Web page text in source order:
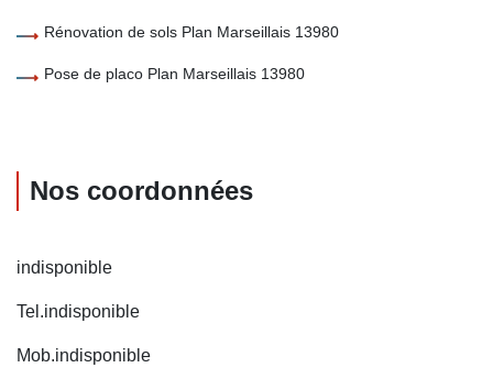
Rénovation de sols Plan Marseillais 13980
Pose de placo Plan Marseillais 13980
Nos coordonnées
indisponible
Tel.indisponible
Mob.indisponible